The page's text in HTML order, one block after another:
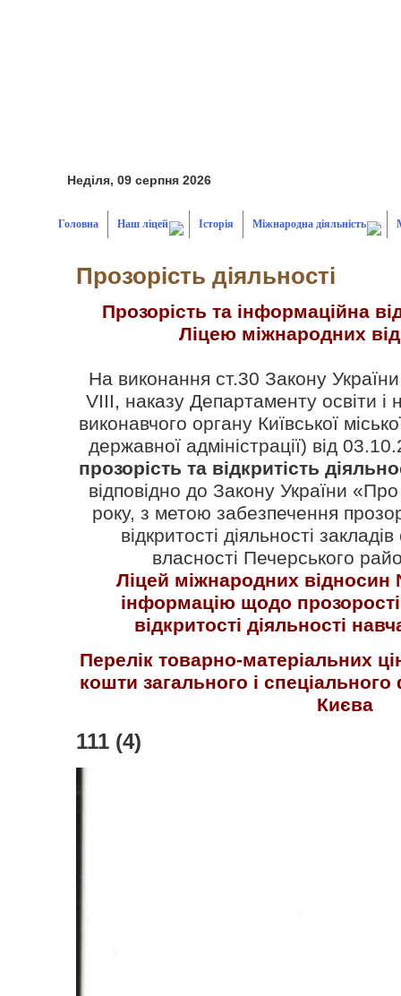
Неділя, 09 серпня 2026
Головна Наш ліцей Історія Міжнародна діяльність
Прозорість діяльності
Прозорість та інформаційна
Ліцею міжнародних
На виконання ст.30 Закону
VIIІ, наказу Департаменту освіти і
виконавчого органу Київської
державної адміністрації) від
прозорість та відкритість
відповідно до Закону України
року, з метою забезпечення
відкритості діяльності
власності Печерського
Ліцей міжнародних
інформацію щодо
відкритості діяльності
Перелік товарно-матеріальних
кошти загального і
Києва
111 (4)